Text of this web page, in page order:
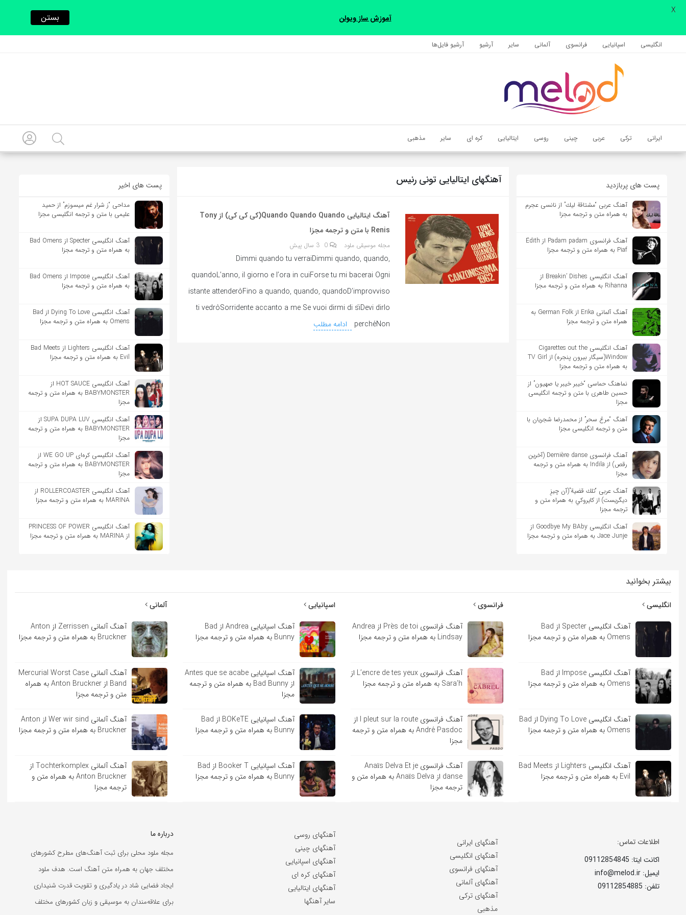
انگلیسی اسپانیایی فرانسوی آلمانی سایر آرشیو آرشیو فایل‌‎ها
ایرانی ترکی عربی چینی روسی ایتالیایی کره ای سایر مذهبی
اشتراک گذاری
با استفاده از روش‌های زیر می‌توانید این صفحه را با دوستان خود به
کپی لینک
پست های پربازدید
آهنگ عربی “مشتاقة لیك” از نانسی عجرم
به همراه متن و ترجمه مجزا
آهنگ فرانسوی Padam padam از Édith
Piaf به همراه متن و ترجمه مجزا
آهنگ انگلیسی Breakin’ Dishes از
Rihanna به همراه متن و ترجمه مجزا
آهنگ آلمانی Erika از German Folk به
همراه متن و ترجمه مجزا
آهنگ انگلیسی Cigarettes out the
Window(سیگار بیرون پنجره) از TV Girl
به همراه متن و ترجمه مجزا
نماهنگ حماسی “خیبر خیبر یا صهیون” از
حسین طاهری با متن و ترجمه انگلیسی
مجزا
آهنگ “مرغ سحر” از محمدرضا شجریان با
متن و ترجمه انگلیسی مجزا
آهنگ فرانسوی Dernière danse (آخرین
رقص) از Indila به همراه متن و ترجمه
مجزا
آهنگ عربی “تلك قضية”(آن چیزِ
دیگریست) از كايروكي به همراه متن و
ترجمه مجزا
آهنگ انگلیسی Goodbye My BAby از
Jace Junje به همراه متن و ترجمه مجزا
آهنگهای ایتالیایی تونی رنیس
آهنگ ایتالیایی Quando Quando Quando(کی کی کی) از Tony
Renis با متن و ترجمه مجزا
مجله موسیقی ملود 0 3 سال پیش
Dimmi quando tu verraiDimmi quando, quando,
quandoL’anno, il giorno e l’ora in cuiForse tu mi bacerai Ogni
istante attenderòFino a quando, quando, quandoD’improvviso
ti vedròSorridente accanto a me Se vuoi dirmi di sìDevi dirlo
perchéNon
ادامه مطلب
پست های اخیر
مداحی “ز شرار غم میسوزم” از حمید
علیمی با متن و ترجمه انگلیسی مجزا
آهنگ انگلیسی Specter از Bad Omens
به همراه متن و ترجمه مجزا
آهنگ انگلیسی Impose از Bad Omens
به همراه متن و ترجمه مجزا
آهنگ انگلیسی Dying To Love از Bad
Omens به همراه متن و ترجمه مجزا
آهنگ انگلیسی Lighters از Bad Meets
Evil به همراه متن و ترجمه مجزا
آهنگ انگلیسی HOT SAUCE از
BABYMONSTER به همراه متن و ترجمه
مجزا
آهنگ انگلیسی SUPA DUPA LUV از
BABYMONSTER به همراه متن و ترجمه
مجزا
آهنگ انگلیسی کره‌ای WE GO UP از
BABYMONSTER به همراه متن و ترجمه
مجزا
آهنگ انگلیسی ROLLERCOASTER از
MARINA به همراه متن و ترجمه مجزا
آهنگ انگلیسی PRINCESS OF POWER
از MARINA به همراه متن و ترجمه مجزا
بیشتر بخوانید
انگلیسی
آهنگ انگلیسی Specter از Bad
Omens به همراه متن و ترجمه مجزا
آهنگ انگلیسی Impose از Bad
Omens به همراه متن و ترجمه مجزا
آهنگ انگلیسی Dying To Love از Bad
Omens به همراه متن و ترجمه مجزا
آهنگ انگلیسی Lighters از Bad Meets
Evil به همراه متن و ترجمه مجزا
فرانسوی
آهنگ فرانسوی Près de toi از Andrea
Lindsay به همراه متن و ترجمه مجزا
آهنگ فرانسوی L’encre de tes yeux از
Sara’h به همراه متن و ترجمه مجزا
آهنگ فرانسوی l pleut sur la route از
André Pasdoc به همراه متن و ترجمه
مجزا
آهنگ فرانسوی Anaïs Delva Et je
danse از Anaïs Delva به همراه متن و
ترجمه مجزا
اسپانیایی
آهنگ اسپانیایی Andrea از Bad
Bunny به همراه متن و ترجمه مجزا
آهنگ اسپانیایی Antes que se acabe
از Bad Bunny به همراه متن و ترجمه
مجزا
آهنگ اسپانیایی BOKeTE از Bad
Bunny به همراه متن و ترجمه مجزا
آهنگ اسپانیایی Booker T از Bad
Bunny به همراه متن و ترجمه مجزا
آلمانی
آهنگ آلمانی Zerrissen از Anton
Bruckner به همراه متن و ترجمه مجزا
آهنگ آلمانی Mercurial Worst Case
Band از Anton Bruckner به همراه
متن و ترجمه مجزا
آهنگ آلمانی Wer wir sind از Anton
Bruckner به همراه متن و ترجمه مجزا
آهنگ آلمانی Tochterkomplex از
Anton Bruckner به همراه متن و
ترجمه مجزا
اطلاعات تماس:
اکانت ایتا: 09112854845
ایمیل: info@melod.ir
تلفن: 09112854885
آهنگهای ایرانی
آهنگهای انگلیسی
آهنگهای فرانسوی
آهنگهای آلمانی
آهنگهای ترکی
مذهبی
آهنگهای روسی
آهنگهای چینی
آهنگهای اسپانیایی
آهنگهای کره ای
آهنگهای ایتالیایی
سایر آهنگها
درباره ما
مجله ملود محلی برای ثبت آهنگ‌های مطرح کشورهای
مختلف جهان به همراه متن آهنگ است. هدف ملود
ایجاد فضایی شاد در یادگیری و تقویت قدرت شنیداری
برای علاقه‌مندان به موسیقی و زبان کشورهای مختلف
آموزش ساز ویولن بستن
X